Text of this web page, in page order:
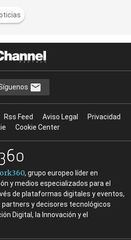
Rss Feed Aviso Legal
Privacidad
Cookie Center
, grupo europeo líder en
y medios especializados para el
de plataformas digitales y eventos,
y decisores tecnológicos
Digital, la Innovación y el